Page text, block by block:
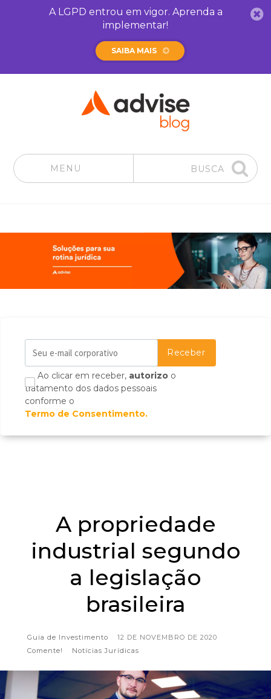
A LGPD entrou em vigor. Aprenda a
implementar!
SAIBA MAIS
MENU BUSCA
Ao clicar em receber, autorizo o
tratamento dos dados pessoais
conforme o
Termo de Consentimento.
A propriedade
industrial segundo
a legislação
brasileira
Guia de Investimento
12 DE NOVEMBRO DE 2020
Comente!
Notícias Jurídicas